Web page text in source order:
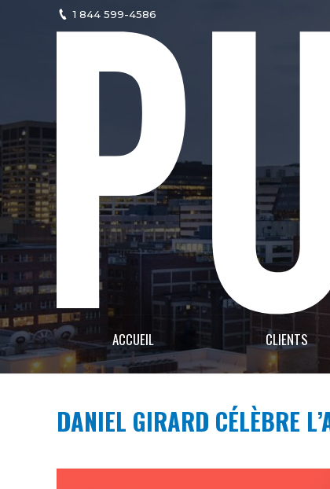
1 844 599-4586
ACCUEIL CLIENTS
DANIEL GIRARD CÉLÈBRE